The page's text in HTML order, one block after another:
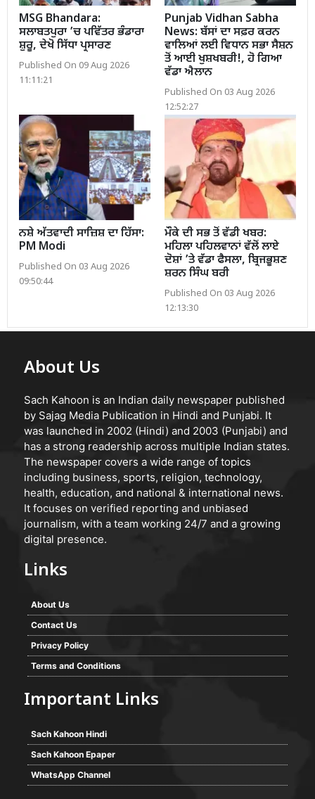
MSG Bhandara:
ਸਲਾਬਤਪੁਰਾ ’ਚ ਪਵਿੱਤਰ ਭੰਡਾਰਾ
ਸ਼ੁਰੂ, ਦੇਖੋ ਸਿੱਧਾ ਪ੍ਰਸਾਰਣ
Published On 09 Aug 2026
11:11:21
Punjab Vidhan Sabha
News: ਬੱਸਾਂ ਦਾ ਸਫ਼ਰ ਕਰਨ
ਵਾਲਿਆਂ ਲਈ ਵਿਧਾਨ ਸਭਾ ਸੈਸ਼ਨ
ਤੋਂ ਆਈ ਖੁਸ਼ਖਬਰੀ!, ਹੋ ਗਿਆ
ਵੱਡਾ ਐਲਾਨ
Published On 03 Aug 2026
12:52:27
ਨਸ਼ੇ ਅੱਤਵਾਦੀ ਸਾਜ਼ਿਸ਼ ਦਾ ਹਿੱਸਾ:
PM Modi
Published On 03 Aug 2026
09:50:44
ਮੌਕੇ ਦੀ ਸਭ ਤੋਂ ਵੱਡੀ ਖਬਰ:
ਮਹਿਲਾ ਪਹਿਲਵਾਨਾਂ ਵੱਲੋਂ ਲਾਏ
ਦੋਸ਼ਾਂ ’ਤੇ ਵੱਡਾ ਫੈਸਲਾ, ਬ੍ਰਿਜਭੂਸ਼ਣ
ਸ਼ਰਨ ਸਿੰਘ ਬਰੀ
Published On 03 Aug 2026
12:13:30
About Us
Sach Kahoon is an Indian daily newspaper published
by Sajag Media Publication in Hindi and Punjabi. It
was launched in 2002 (Hindi) and 2003 (Punjabi) and
has a strong readership across multiple Indian states.
The newspaper covers a wide range of topics
including business, sports, religion, technology,
health, education, and national & international news.
It focuses on verified reporting and unbiased
journalism, with a team working 24/7 and a growing
digital presence.
Links
About Us
Contact Us
Privacy Policy
Terms and Conditions
Important Links
Sach Kahoon Hindi
Sach Kahoon Epaper
WhatsApp Channel